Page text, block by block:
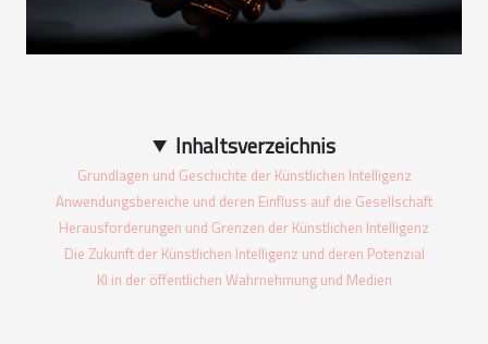
Inhaltsverzeichnis
Grundlagen und Geschichte der Künstlichen Intelligenz
Anwendungsbereiche und deren Einfluss auf die Gesellschaft
Herausforderungen und Grenzen der Künstlichen Intelligenz
Die Zukunft der Künstlichen Intelligenz und deren Potenzial
KI in der öffentlichen Wahrnehmung und Medien